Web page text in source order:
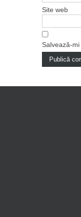
Site web
Salvează-